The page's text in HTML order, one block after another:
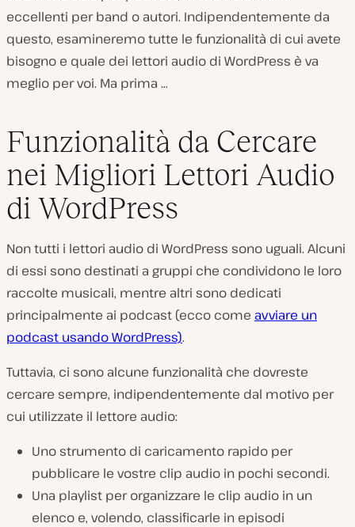
eccellenti per band o autori. Indipendentemente da
questo, esamineremo tutte le funzionalità di cui avete
bisogno e quale dei lettori audio di WordPress è va
meglio per voi. Ma prima …
Funzionalità da Cercare
nei Migliori Lettori Audio
di WordPress
Non tutti i lettori audio di WordPress sono uguali. Alcuni
di essi sono destinati a gruppi che condividono le loro
raccolte musicali, mentre altri sono dedicati
principalmente ai podcast (ecco come avviare un
podcast usando WordPress).
Tuttavia, ci sono alcune funzionalità che dovreste
cercare sempre, indipendentemente dal motivo per
cui utilizzate il lettore audio:
Uno strumento di caricamento rapido per
pubblicare le vostre clip audio in pochi secondi.
Una playlist per organizzare le clip audio in un
elenco e, volendo, classificarle in episodi